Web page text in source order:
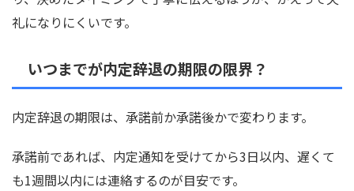
礼になりにくいです。
いつまでが内定辞退の期限の限界？
内定辞退の期限は、承諾前か承諾後かで変わります。
承諾前であれば、内定通知を受けてから3日以内、遅くて
も1週間以内には連絡するのが目安です。